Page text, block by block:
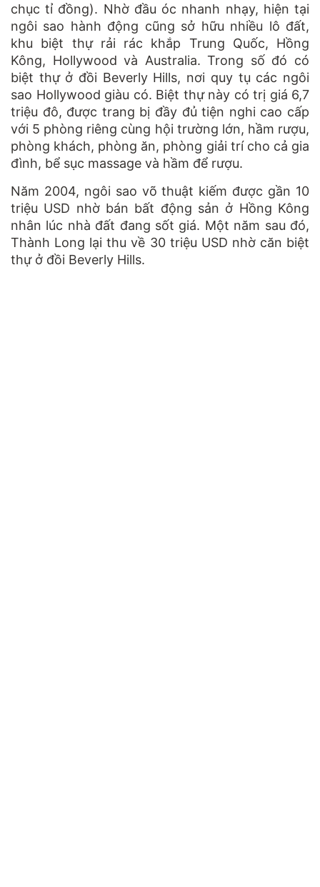
chục tỉ đồng). Nhờ đầu óc nhanh nhạy, hiện tại
ngôi sao hành động cũng sở hữu nhiều lô đất,
khu biệt thự rải rác khắp Trung Quốc, Hồng
Kông, Hollywood và Australia. Trong số đó có
biệt thự ở đồi Beverly Hills, nơi quy tụ các ngôi
sao Hollywood giàu có. Biệt thự này có trị giá 6,7
triệu đô, được trang bị đầy đủ tiện nghi cao cấp
với 5 phòng riêng cùng hội trường lớn, hầm rượu,
phòng khách, phòng ăn, phòng giải trí cho cả gia
đình, bể sục massage và hầm để rượu.
Năm 2004, ngôi sao võ thuật kiếm được gần 10
triệu USD nhờ bán bất động sản ở Hồng Kông
nhân lúc nhà đất đang sốt giá. Một năm sau đó,
Thành Long lại thu về 30 triệu USD nhờ căn biệt
thự ở đồi Beverly Hills.